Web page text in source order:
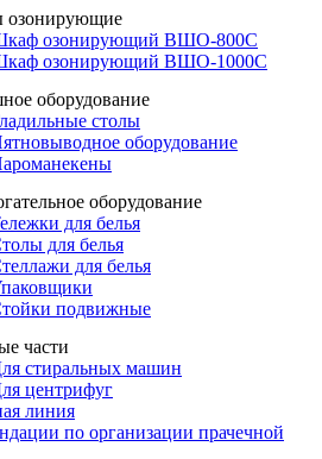
озонирующий ВШО-800С
озонирующий ВШО-1000С
оборудование
столы
оборудование
оборудование
для белья
для белья
для белья
подвижные
части
стиральных машин
центрифуг
линия
по организации прачечной